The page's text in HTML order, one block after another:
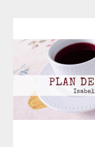
contenido